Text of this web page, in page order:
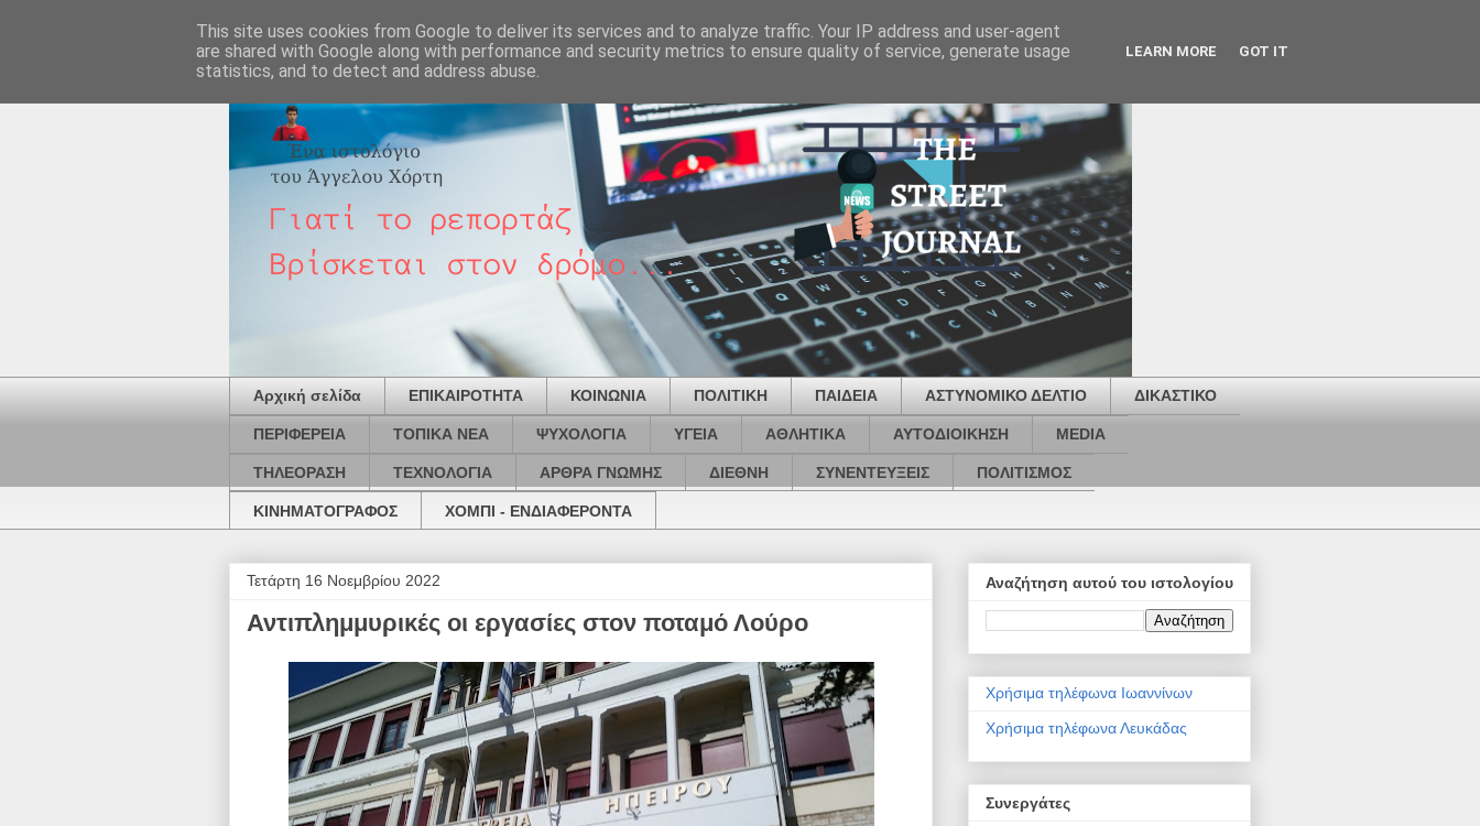
Αρχική σελίδα ΕΠΙΚΑΙΡΟΤΗΤΑ ΚΟΙΝΩΝΙΑ ΠΟΛΙΤΙΚΗ ΠΑΙΔΕΙΑ ΑΣΤΥΝΟΜΙΚΟ ΔΕΛΤΙΟ ΔΙΚΑΣΤΙΚΟ
ΠΕΡΙΦΕΡΕΙΑ ΤΟΠΙΚΑ ΝΕΑ ΨΥΧΟΛΟΓΙΑ ΥΓΕΙΑ ΑΘΛΗΤΙΚΑ ΑΥΤΟΔΙΟΙΚΗΣΗ MEDIA
ΤΗΛΕΟΡΑΣΗ ΤΕΧΝΟΛΟΓΙΑ ΑΡΘΡΑ ΓΝΩΜΗΣ ΔΙΕΘΝΗ ΣΥΝΕΝΤΕΥΞΕΙΣ ΠΟΛΙΤΙΣΜΟΣ
ΚΙΝΗΜΑΤΟΓΡΑΦΟΣ ΧΟΜΠΙ - ΕΝΔΙΑΦΕΡΟΝΤΑ
Τετάρτη 16 Νοεμβρίου 2022
Αντιπλημμυρικές οι εργασίες στον ποταμό Λούρο
Αναζήτηση αυτού του ιστολογίου
Χρήσιμα τηλέφωνα Ιωαννίνων
Χρήσιμα τηλέφωνα Λευκάδας
Συνεργάτες
This site uses cookies from Google to deliver its services and to analyze traffic. Your IP address and user-agent
are shared with Google along with performance and security metrics to ensure quality of service, generate usage
statistics, and to detect and address abuse.
LEARN MORE GOT IT